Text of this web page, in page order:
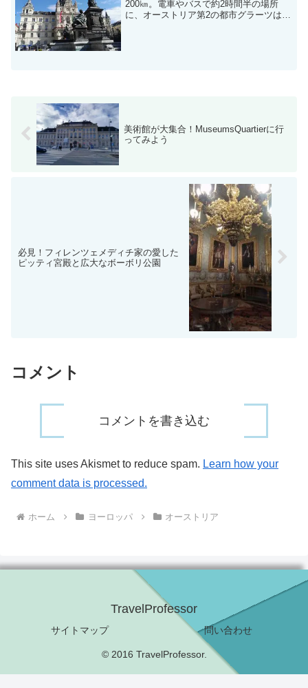
200㎞。電車やバスで約2時間半の場所
に、オーストリア第2の都市グラーツはあ
美術館が大集合！MuseumsQuartierに行
ってみよう
必見！フィレンツェメディチ家の愛した
ピッティ宮殿と広大なボーボリ公園
コメント
コメントを書き込む
This site uses Akismet to reduce spam. Learn how your
comment data is processed.
ホーム ヨーロッパ オーストリア
TravelProfessor
サイトマップ 問い合わせ
© 2016 TravelProfessor.